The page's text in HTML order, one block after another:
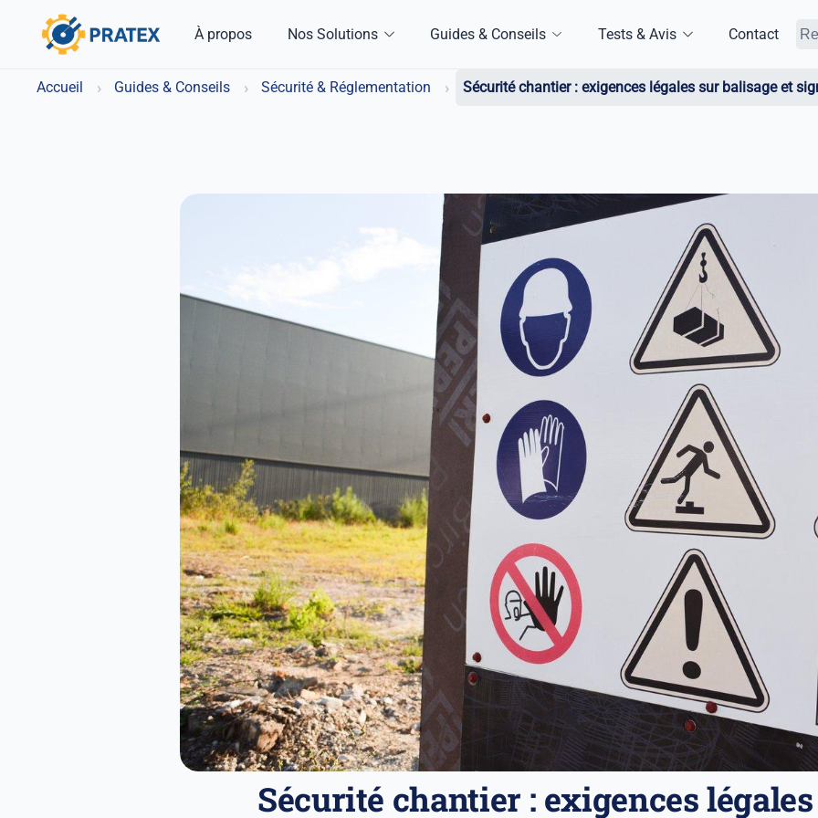
À propos Nos Solutions Guides & Conseils Tests & Avis Contact
Accueil › Guides & Conseils › Sécurité & Réglementation › Sécurité chantier : exigences légales sur balisage et
Sécurité chantier : exigences